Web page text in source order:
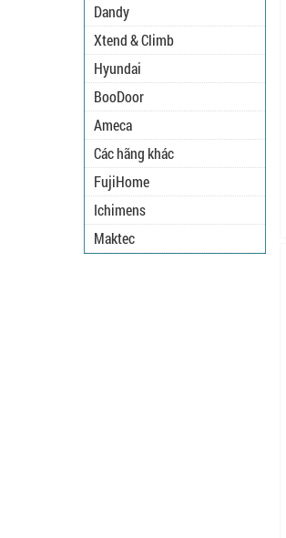
Dandy
Xtend & Climb
Hyundai
BooDoor
Ameca
Các hãng khác
FujiHome
Ichimens
Maktec